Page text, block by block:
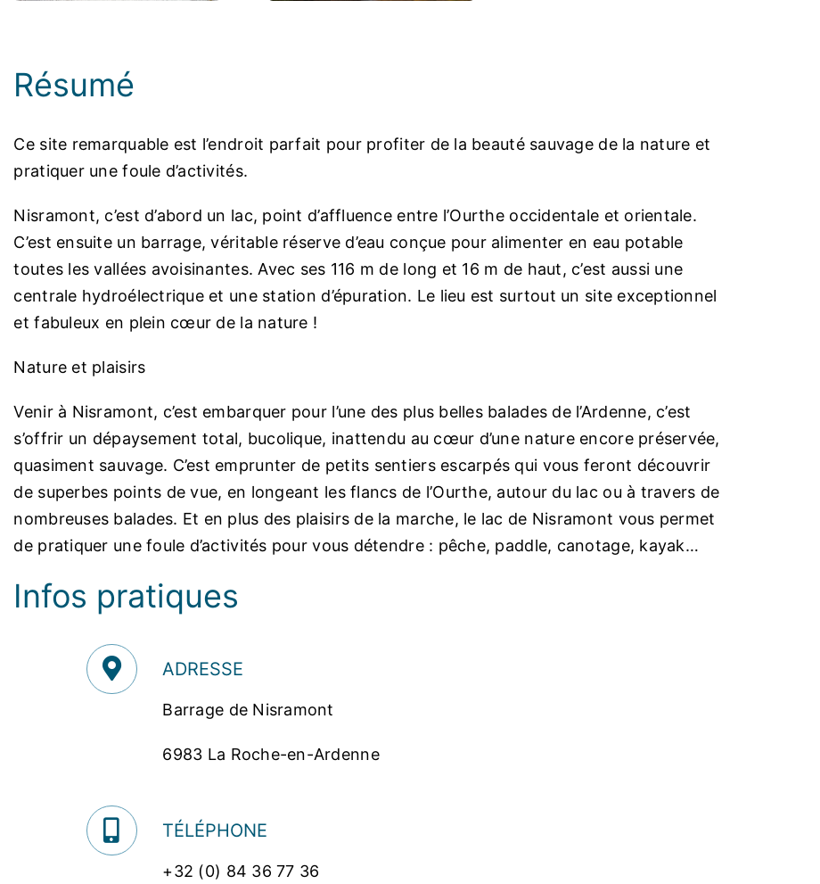
Résumé
Ce site remarquable est l’endroit parfait pour profiter de la beauté sauvage de la nature et
pratiquer une foule d’activités.
Nisramont, c’est d’abord un lac, point d’affluence entre l’Ourthe occidentale et orientale.
C’est ensuite un barrage, véritable réserve d’eau conçue pour alimenter en eau potable
toutes les vallées avoisinantes. Avec ses 116 m de long et 16 m de haut, c’est aussi une
centrale hydroélectrique et une station d’épuration. Le lieu est surtout un site exceptionnel
et fabuleux en plein cœur de la nature !
Nature et plaisirs
Venir à Nisramont, c’est embarquer pour l’une des plus belles balades de l’Ardenne, c’est
s’offrir un dépaysement total, bucolique, inattendu au cœur d’une nature encore préservée,
quasiment sauvage. C’est emprunter de petits sentiers escarpés qui vous feront découvrir
de superbes points de vue, en longeant les flancs de l’Ourthe, autour du lac ou à travers de
nombreuses balades. Et en plus des plaisirs de la marche, le lac de Nisramont vous permet
de pratiquer une foule d’activités pour vous détendre : pêche, paddle, canotage, kayak…
Infos pratiques
ADRESSE
Barrage de Nisramont
6983 La Roche-en-Ardenne
TÉLÉPHONE
+32 (0) 84 36 77 36